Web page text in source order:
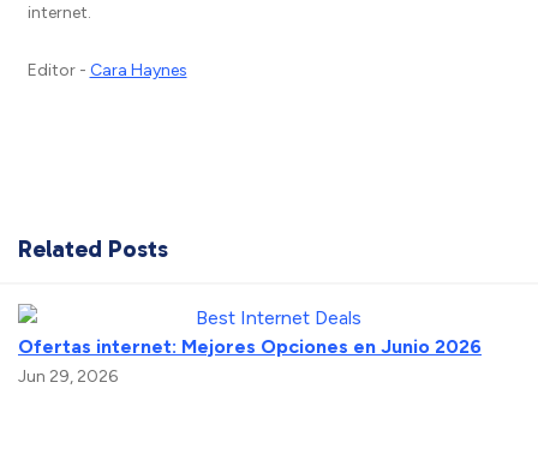
internet.
Editor - Cara Haynes
Related Posts
Ofertas internet: Mejores Opciones en Junio 2026
Jun 29, 2026